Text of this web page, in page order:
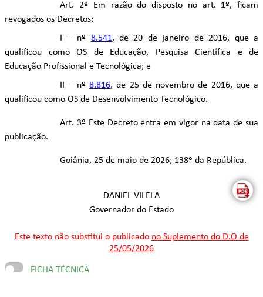
Art. 2º Em razão do disposto no art. 1º, ficam
revogados os Decretos:
I – nº 8.541, de 20 de janeiro de 2016, que a
qualificou como OS de Educação, Pesquisa Científica e de
Educação Profissional e Tecnológica; e
II – nº8.816, de 25 de novembro de 2016, que a
qualificou como OS de Desenvolvimento Tecnológico.
Art. 3º Este Decreto entra em vigor na data de sua
publicação.
Goiânia, 25 de maio de 2026; 138º da República.
DANIEL VILELA
Governador do Estado
Este texto não substitui o publicado no Suplemento do D.O de
25/05/2026
FICHA TÉCNICA